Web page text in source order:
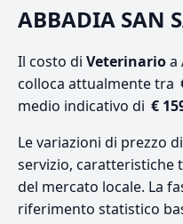
ABBADIA SAN
Il costo di Veterinarioa
colloca attualmente tra
medio indicativo di €
Le variazioni di prezzo
servizio, caratteristiche
del mercato locale. La
riferimento statistico